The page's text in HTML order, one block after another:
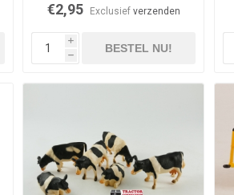
€2,95 Exclusief verzenden
i
h
BESTEL NU!